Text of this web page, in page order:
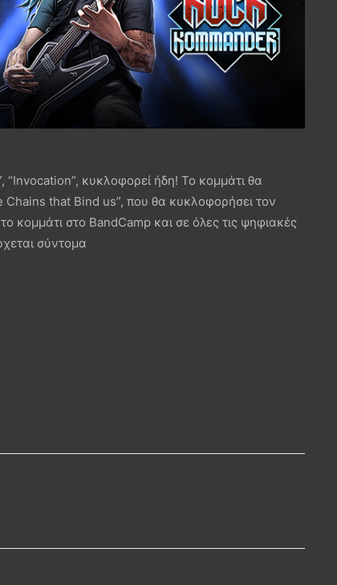
κυκλοφορεί ήδη! Το κομμάτι θα
that Bind us”, που θα κυκλοφορήσει τον
κομμάτι στο BandCamp και σε όλες τις ψηφιακές
σύντομα